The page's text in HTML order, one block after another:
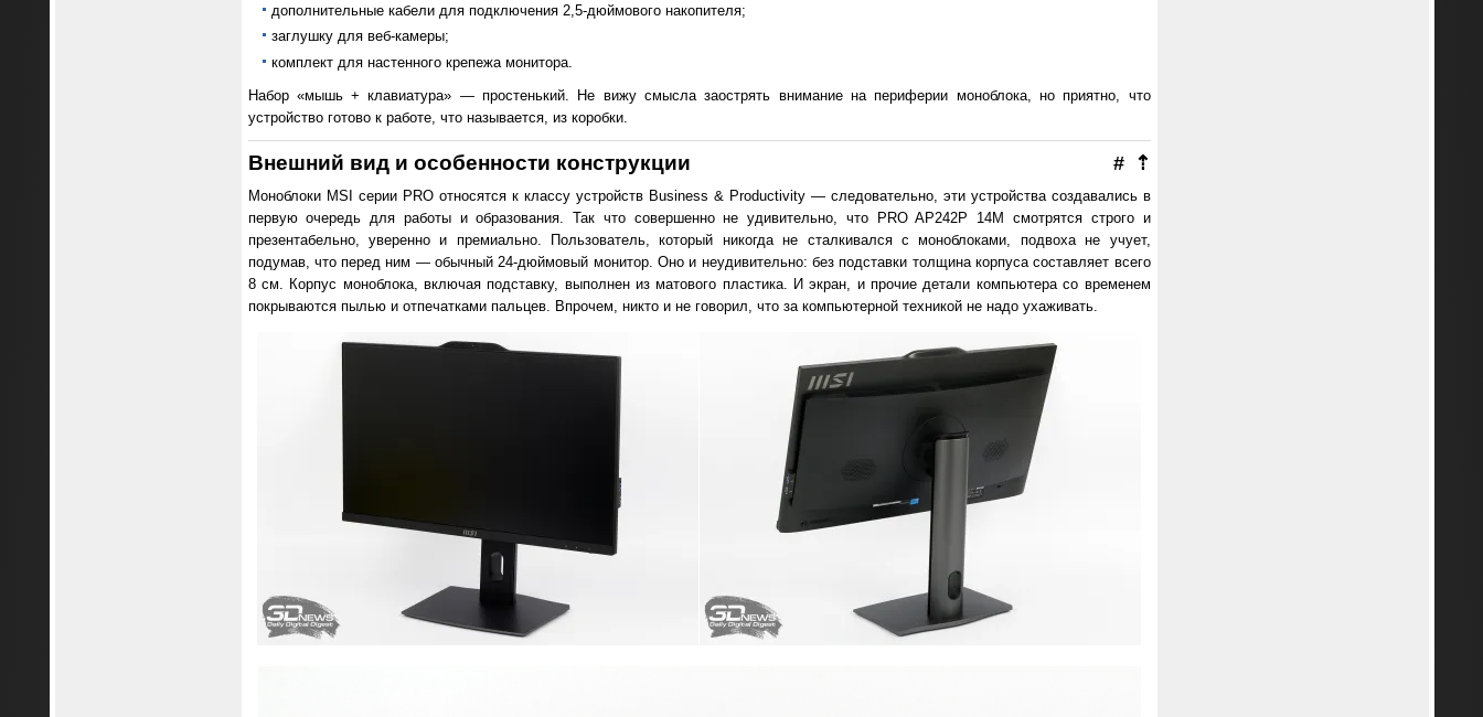
дополнительные кабели для подключения 2,5-дюймового накопителя;
заглушку для веб-камеры;
комплект для настенного крепежа монитора.
Набор «мышь + клавиатура» — простенький. Не вижу смысла заострять внимание на периферии моноблока, но приятно, что
устройство готово к работе, что называется, из коробки.
⇡
#
Внешний вид и особенности конструкции
Моноблоки MSI серии PRO относятся к классу устройств Business & Productivity — следовательно, эти устройства создавались в
первую очередь для работы и образования. Так что совершенно не удивительно, что PRO AP242P 14M смотрятся строго и
презентабельно, уверенно и премиально. Пользователь, который никогда не сталкивался с моноблоками, подвоха не учует,
подумав, что перед ним — обычный 24-дюймовый монитор. Оно и неудивительно: без подставки толщина корпуса составляет всего
8 см. Корпус моноблока, включая подставку, выполнен из матового пластика. И экран, и прочие детали компьютера со временем
покрываются пылью и отпечатками пальцев. Впрочем, никто и не говорил, что за компьютерной техникой не надо ухаживать.